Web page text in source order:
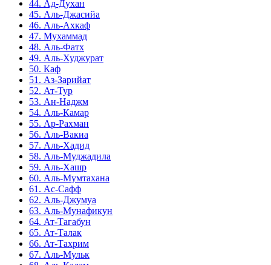
44. Ад-Духан
45. Аль-Джасийа
46. Аль-Ахкаф
47. Мухаммад
48. Аль-Фатх
49. Аль-Худжурат
50. Каф
51. Аз-Зарийат
52. Ат-Тур
53. Ан-Наджм
54. Аль-Камар
55. Ар-Рахман
56. Аль-Вакиа
57. Аль-Хадид
58. Аль-Муджадила
59. Аль-Хашр
60. Аль-Мумтахана
61. Ас-Сафф
62. Аль-Джумуа
63. Аль-Мунафикун
64. Ат-Тагабун
65. Ат-Талак
66. Ат-Тахрим
67. Аль-Мульк